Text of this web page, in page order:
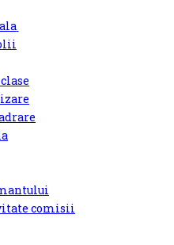
comisii